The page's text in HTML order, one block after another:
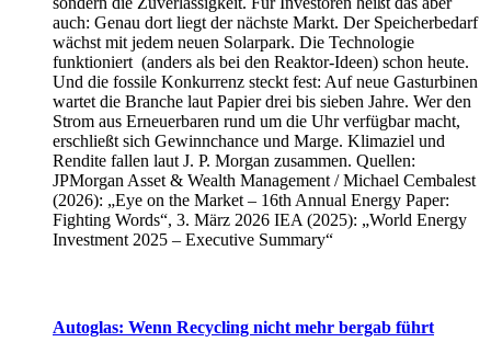
auch: Genau dort liegt der nächste Markt. Der Speicherbedarf
wächst mit jedem neuen Solarpark. Die Technologie
funktioniert (anders als bei den Reaktor-Ideen) schon heute.
Und die fossile Konkurrenz steckt fest: Auf neue Gasturbinen
wartet die Branche laut Papier drei bis sieben Jahre. Wer den
Strom aus Erneuerbaren rund um die Uhr verfügbar macht,
erschließt sich Gewinnchance und Marge. Klimaziel und
Rendite fallen laut J. P. Morgan zusammen. Quellen:
JPMorgan Asset & Wealth Management / Michael Cembalest
(2026): „Eye on the Market – 16th Annual Energy Paper:
Fighting Words“, 3. März 2026 IEA (2025): „World Energy
Investment 2025 – Executive Summary“
Autoglas: Wenn Recycling nicht mehr bergab führt